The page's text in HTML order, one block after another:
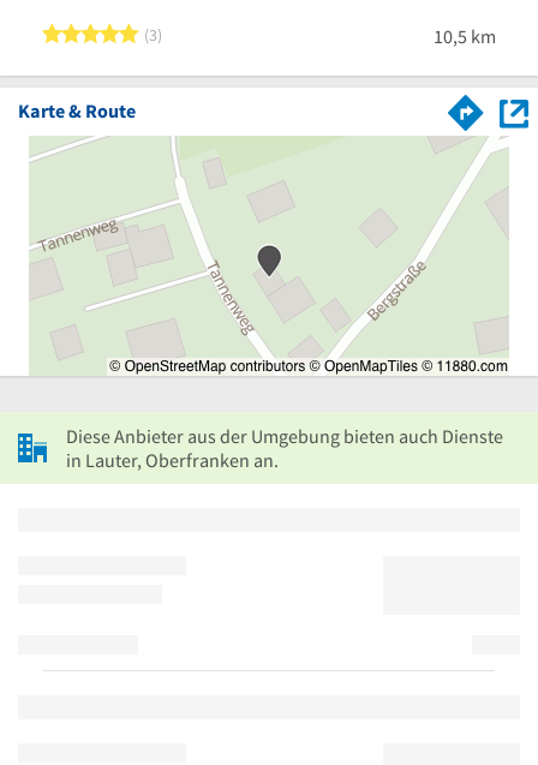
5 von 5 Sternen
3 10,5 km
Karte & Route
Diese Anbieter aus der Umgebung bieten auch Dienste
in Lauter, Oberfranken an.